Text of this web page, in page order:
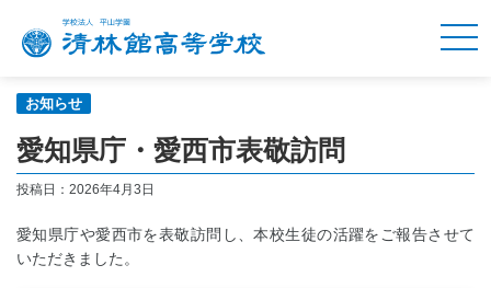
お知らせ
愛知県庁・愛西市表敬訪問
投稿日：2026年4月3日
愛知県庁や愛西市を表敬訪問し、本校生徒の活躍をご報告させて
いただきました。